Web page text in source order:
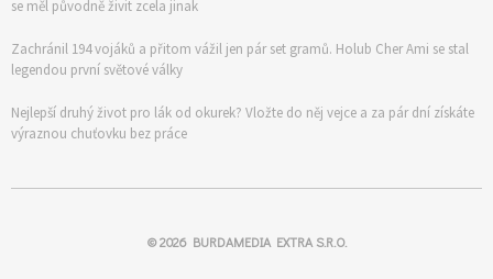
se měl původně živit zcela jinak
Zachránil 194 vojáků a přitom vážil jen pár set gramů. Holub Cher Ami se stal
legendou první světové války
Nejlepší druhý život pro lák od okurek? Vložte do něj vejce a za pár dní získáte
výraznou chuťovku bez práce
© 2026 BURDAMEDIA EXTRA S.R.O.